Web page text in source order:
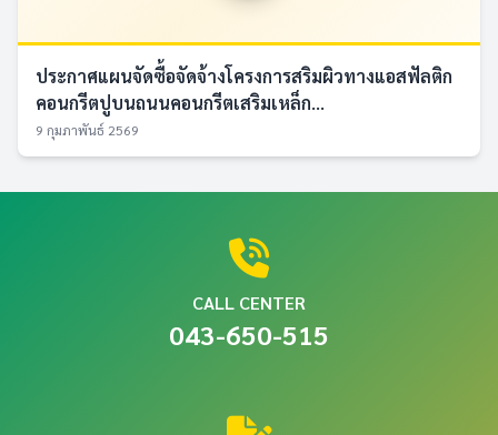
ประกาศแผนจัดซื้อจัดจ้างโครงการสริมผิวทางแอสฟัลติก
คอนกรีตปูบนถนนคอนกรีตเสริมเหล็ก...
9 กุมภาพันธ์ 2569
CALL CENTER
043-650-515